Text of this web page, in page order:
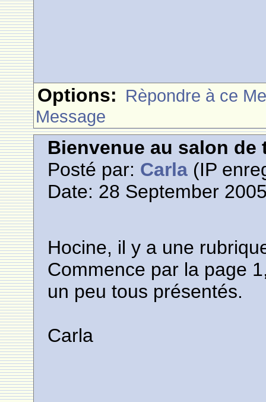
Options: Rèpondre à ce
Message
Bienvenue au salon de
Posté par: Carla (IP
Date: 28 September
Hocine, il y a une
Commence par la page
un peu tous présentés.
Carla